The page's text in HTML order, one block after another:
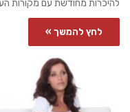
להיכרות מחודשת עם מקורות
לחץ להמשך »